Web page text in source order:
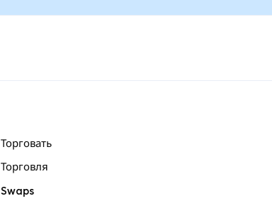
Торговать
Торговля
Swaps